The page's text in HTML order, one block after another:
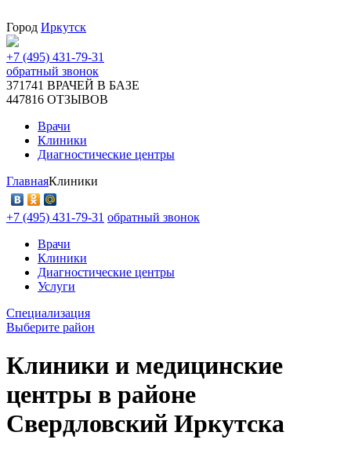
Город Иркутск
+7 (495) 431-79-31
обратный звонок
371741 ВРАЧЕЙ В БАЗЕ
447816 ОТЗЫВОВ
Врачи
Клиники
Диагностические центры
ГлавнаяКлиники
+7 (495) 431-79-31 обратный звонок
Врачи
Клиники
Диагностические центры
Услуги
Специализация
Выберите район
Клиники и медицинские
центры в районе
Свердловский Иркутска